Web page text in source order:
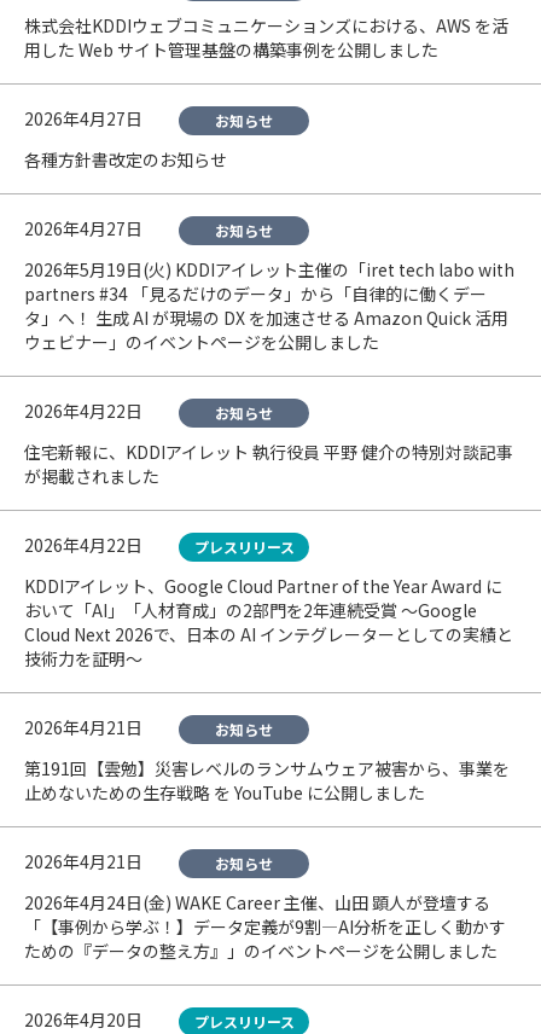
株式会社KDDIウェブコミュニケーションズにおける、AWS を活
用した Web サイト管理基盤の構築事例を公開しました
2026年4月27日 お知らせ
各種方針書改定のお知らせ
2026年4月27日 お知らせ
2026年5月19日(火) KDDIアイレット主催の「iret tech labo with
partners #34 「見るだけのデータ」から「自律的に働くデー
タ」へ！ 生成 AI が現場の DX を加速させる Amazon Quick 活用
ウェビナー」のイベントページを公開しました
2026年4月22日 お知らせ
住宅新報に、KDDIアイレット 執行役員 平野 健介の特別対談記事
が掲載されました
2026年4月22日 プレスリリース
KDDIアイレット、Google Cloud Partner of the Year Award に
おいて「AI」「人材育成」の2部門を2年連続受賞 〜Google
Cloud Next 2026で、日本の AI インテグレーターとしての実績と
技術力を証明〜
2026年4月21日 お知らせ
第191回【雲勉】災害レベルのランサムウェア被害から、事業を
止めないための生存戦略 を YouTube に公開しました
2026年4月21日 お知らせ
2026年4月24日(金) WAKE Career 主催、山田 顕人が登壇する
「【事例から学ぶ！】データ定義が9割—AI分析を正しく動かす
ための『データの整え方』」のイベントページを公開しました
2026年4月20日 プレスリリース